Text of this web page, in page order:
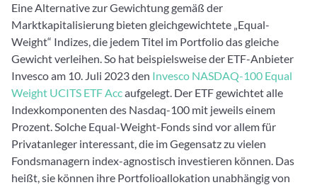
Eine Alternative zur Gewichtung gemäß der
Marktkapitalisierung bieten gleichgewichtete „Equal-
Weight“ Indizes, die jedem Titel im Portfolio das gleiche
Gewicht verleihen. So hat beispielsweise der ETF-Anbieter
Invesco am 10. Juli 2023 den Invesco NASDAQ-100 Equal
Weight UCITS ETF Accaufgelegt. Der ETF gewichtet alle
Indexkomponenten des Nasdaq-100 mit jeweils einem
Prozent. Solche Equal-Weight-Fonds sind vor allem für
Privatanleger interessant, die im Gegensatz zu vielen
Fondsmanagern index-agnostisch investieren können. Das
heißt, sie können ihre Portfolioallokation unabhängig von